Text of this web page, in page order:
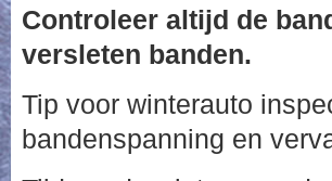
Controleer altijd de
versleten banden.
Tip voor winterauto
bandenspanning en